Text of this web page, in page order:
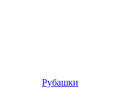
Рубашки